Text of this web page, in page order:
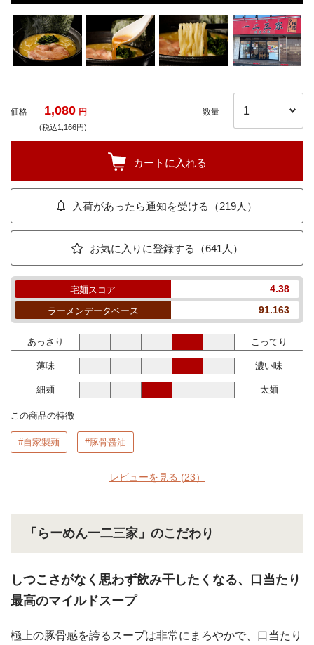
価格 1,080 円
(税込1,166円)
数量
カートに入れる
入荷があったら通知を受ける（219人）
お気に入りに登録する（641人）
宅麺スコア 4.38
ラーメンデータベース 91.163
あっさり こってり
薄味 濃い味
細麺 太麺
この商品の特徴
#自家製麺 #豚骨醤油
レビューを見る (23）
「らーめん一二三家」のこだわり
しつこさがなく思わず飲み干したくなる、口当たり
最高のマイルドスープ
極上の豚骨感を誇るスープは非常にまろやかで、口当たり